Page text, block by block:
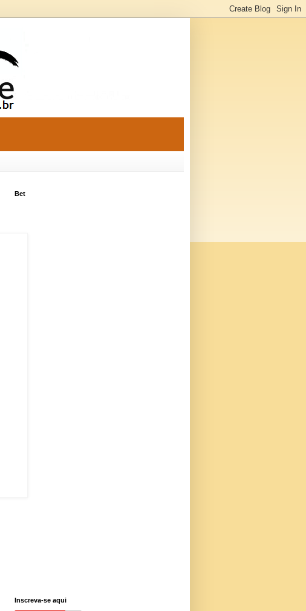
Bet
Inscreva-se aqui